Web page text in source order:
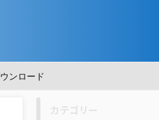
ンロード